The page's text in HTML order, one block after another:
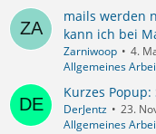
mails werden
kann ich bei
Zarniwoop
4.
Allgemeines
Kurzes
DerJentz
23.
Allgemeines